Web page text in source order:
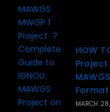
HOW
MARCH